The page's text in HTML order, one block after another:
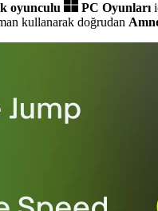
oyunculu PC Oyunları
kullanarak doğrudan